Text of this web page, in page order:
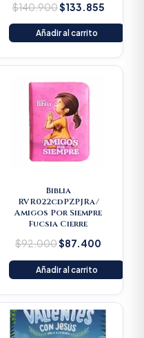
$140.900$133.855
Añadir al carrito
Biblia
RVR022cdPZPJRa/
Amigos Por Siempre
Fucsia Cierre
$92.000
price
was:
$92.000.
$87.400
Current
Añadir al carrito